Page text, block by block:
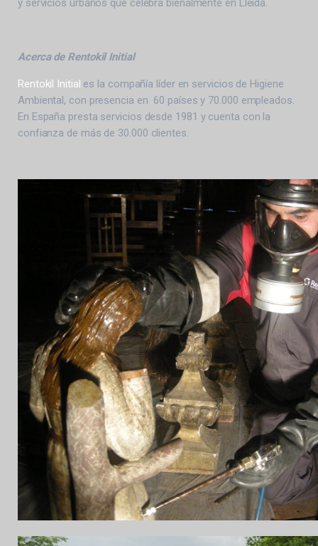
y servicios urbanos que celebra bienalmente en Lleida.
Acerca de Rentokil Initial
Rentokil Initial es la compañía líder en servicios de Higiene
Ambiental, con presencia en 60 países y 70.000 empleados.
En España presta servicios desde 1981 y cuenta con la
confianza de más de 30.000 clientes.